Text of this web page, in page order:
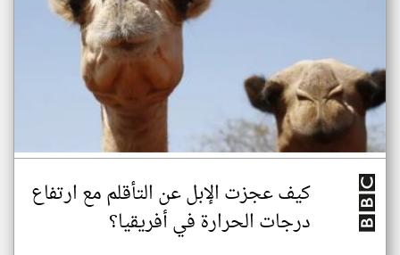
كيف عجزت الإبل عن التأقلم مع ارتفاع
درجات الحرارة في أفريقيا؟